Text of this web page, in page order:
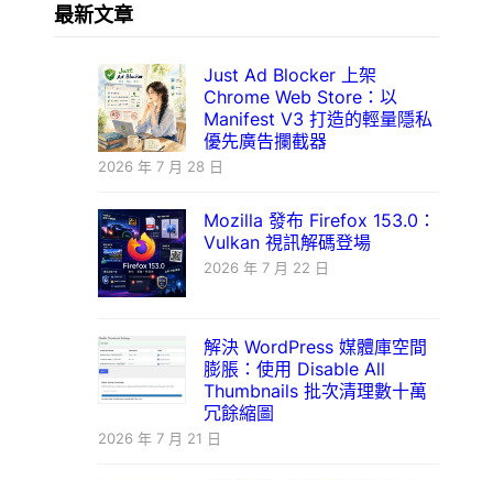
最新文章
Just Ad Blocker 上架
Chrome Web Store：以
Manifest V3 打造的輕量隱私
優先廣告攔截器
2026 年 7 月 28 日
Mozilla 發布 Firefox 153.0：
Vulkan 視訊解碼登場
2026 年 7 月 22 日
解決 WordPress 媒體庫空間
膨脹：使用 Disable All
Thumbnails 批次清理數十萬
冗餘縮圖
2026 年 7 月 21 日